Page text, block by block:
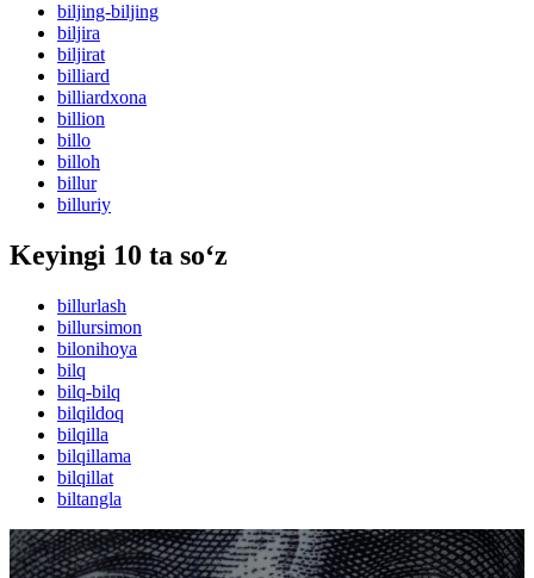
biljing-biljing
biljira
biljirat
billiard
billiardxona
billion
billo
billoh
billur
billuriy
Keyingi 10 ta so‘z
billurlash
billursimon
bilonihoya
bilq
bilq-bilq
bilqildoq
bilqilla
bilqillama
bilqillat
biltangla